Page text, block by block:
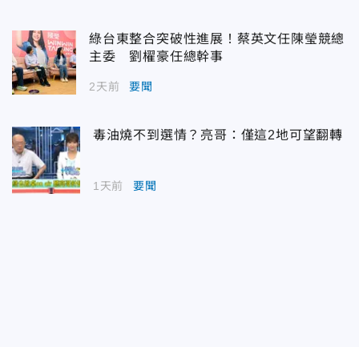
綠台東整合突破性進展！蔡英文任陳瑩競總
主委 劉櫂豪任總幹事
2天前 要聞
毒油燒不到選情？亮哥：僅這2地可望翻轉
1天前 要聞